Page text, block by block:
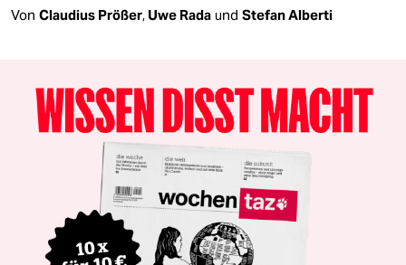
Von Claudius Prößer, Uwe Rada und Stefan Alberti